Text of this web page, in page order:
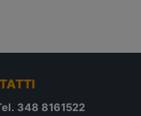
348 8161522